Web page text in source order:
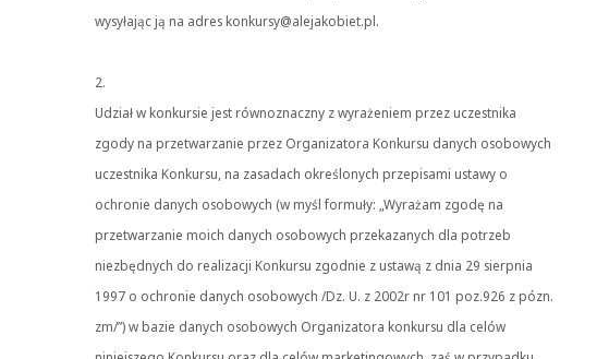
wysyłając ją na adres konkursy@alejakobiet.pl.
2.
Udział w konkursie jest równoznaczny z wyrażeniem przez uczestnika
zgody na przetwarzanie przez Organizatora Konkursu danych osobowych
uczestnika Konkursu, na zasadach określonych przepisami ustawy o
ochronie danych osobowych (w myśl formuły: „Wyrażam zgodę na
przetwarzanie moich danych osobowych przekazanych dla potrzeb
niezbędnych do realizacji Konkursu zgodnie z ustawą z dnia 29 sierpnia
1997 o ochronie danych osobowych /Dz. U. z 2002r nr 101 poz.926 z pózn.
zm/”) w bazie danych osobowych Organizatora konkursu dla celów